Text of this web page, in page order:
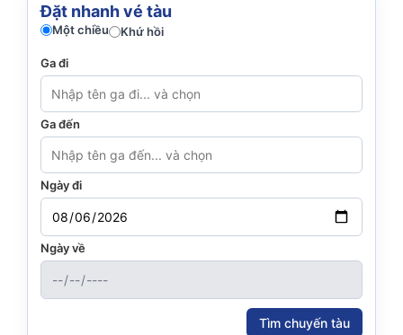
Đặt nhanh vé tàu
Một chiều Khứ hồi
Ga đi
Ga đến
Ngày đi
Ngày về
Tìm chuyến tàu